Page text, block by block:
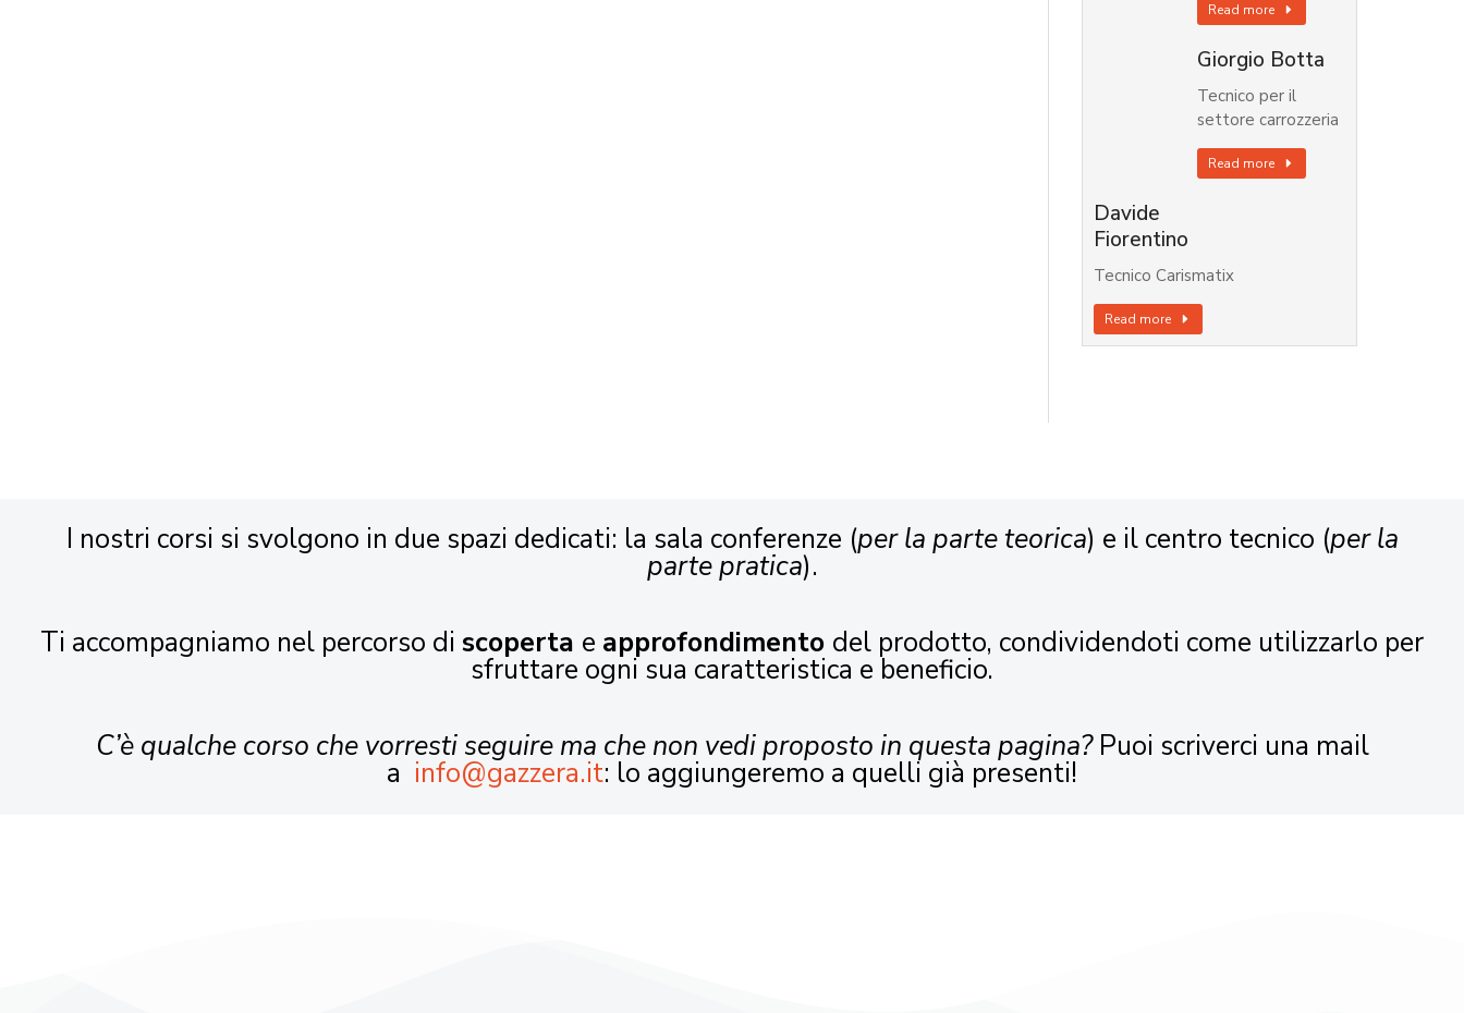
Read more
Giorgio Botta
Tecnico per il
settore carrozzeria
Read more
Davide
Fiorentino
Tecnico Carismatix
Read more
I nostri corsi si svolgono in due spazi dedicati: la sala conferenze (per la parte teorica) e il centro tecnico (per la
parte pratica).
Ti accompagniamo nel percorso di scoperta e approfondimento del prodotto, condividendoti come utilizzarlo per
sfruttare ogni sua caratteristica e beneficio.
C’è qualche corso che vorresti seguire ma che non vedi proposto in questa pagina?Puoi scriverci una mail
a info@gazzera.it: lo aggiungeremo a quelli già presenti!